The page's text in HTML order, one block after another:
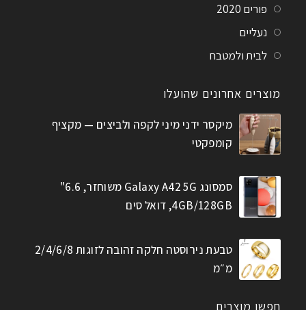
פורים 2020
נעליים
לבית ולמטבח
מוצרים אחרונים שהועלו
מיקסר ידני מיני לקפה ולביצים — מקציף
קומפקטי
סמסונג Galaxy A42 5G משוחזר, 6.6"
4GB/128GB, דואל סים
טבעת נירוסטה חלקה זהובה לזוגות 2/4/6/8
מ״מ
חפשו מוצרים